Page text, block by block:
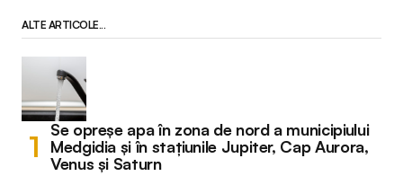
ALTE ARTICOLE...
Se opreșe apa în zona de nord a municipiului
Medgidia și în stațiunile Jupiter, Cap Aurora,
Venus și Saturn